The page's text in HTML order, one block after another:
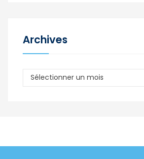
Archives
Archives
Sélectionner un mois